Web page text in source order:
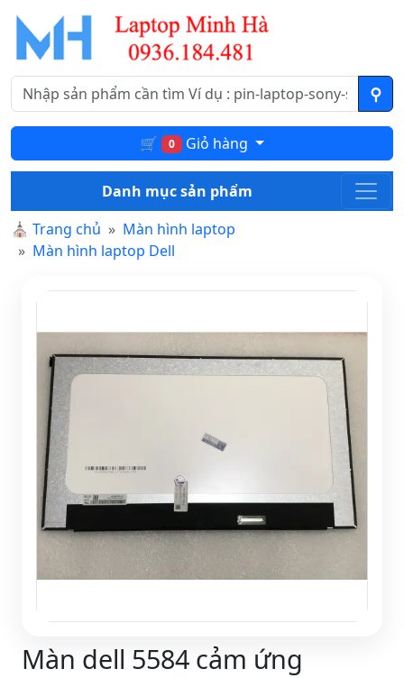
🛒 0 Giỏ hàng
Danh mục sản phẩm
⛪ Trang chủ
Màn hình laptop
Màn hình laptop Dell
Màn dell 5584 cảm ứng